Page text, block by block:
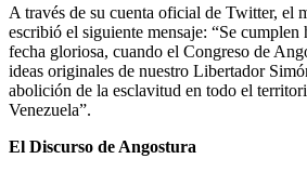
A través de su cuenta oficial de Twitter, el
escribió el siguiente mensaje: “Se cumplen
fecha gloriosa, cuando el Congreso de
ideas originales de nuestro Libertador
abolición de la esclavitud en todo el
Venezuela”.
El Discurso de Angostura